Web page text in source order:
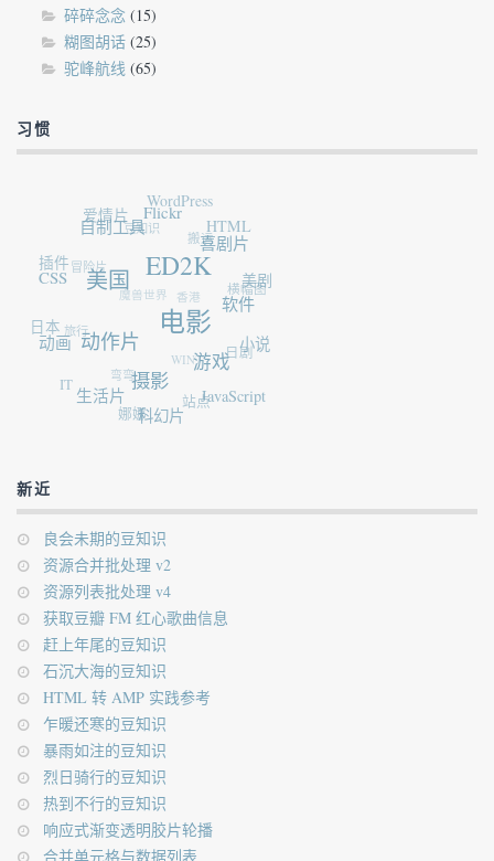
碎碎念念 (15)
糊图胡话 (25)
驼峰航线 (65)
习惯
电影
ED2K
美国
动作片
摄影
游戏
软件
喜剧片
Flickr
自制工具
CSS
动画
生活片
科幻片
JavaScript
小说
美剧
HTML
WordPress
爱情片
插件
日本
IT
娜娜 站点
日剧
横幅图
搬运
豆知识
冒险片
旅行
弯弯
WIN7
香港
魔兽世界
新近
良会未期的豆知识
资源合并批处理 v2
资源列表批处理 v4
获取豆瓣 FM 红心歌曲信息
赶上年尾的豆知识
石沉大海的豆知识
HTML 转 AMP 实践参考
乍暖还寒的豆知识
暴雨如注的豆知识
烈日骑行的豆知识
热到不行的豆知识
响应式渐变透明胶片轮播
合并单元格与数据列表